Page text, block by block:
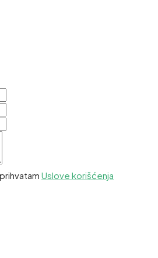
Uslove korišćenja